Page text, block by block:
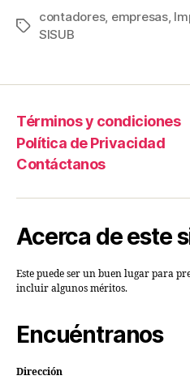
contadores, empresas,
SISUB
Términos y condiciones
Política de Privacidad
Contáctanos
Acerca de este
Este puede ser un buen lugar para
incluir algunos méritos.
Encuéntranos
Dirección